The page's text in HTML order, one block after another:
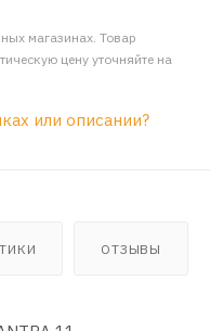
магазинах. Товар
цену уточняйте на
или описании?
ОТЗЫВЫ